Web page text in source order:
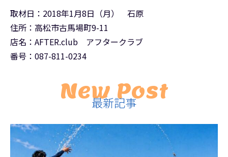
取材日：2018年1月8日（月） 石原
住所：高松市古馬場町9-11
店名：AFTER.club アフタークラブ
番号：087-811-0234
New Post
最新記事